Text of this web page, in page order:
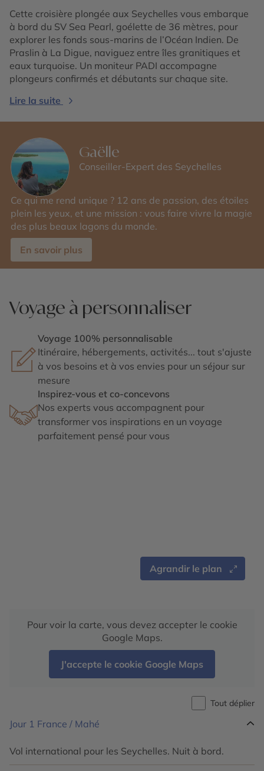
Cette croisière plongée aux Seychelles vous embarque
à bord du SV Sea Pearl, goélette de 36 mètres, pour
explorer les fonds sous-marins de l’Océan Indien. De
Praslin à La Digue, naviguez entre îles granitiques et
eaux turquoise. Un moniteur PADI accompagne
plongeurs confirmés et débutants sur chaque site.
Lire la suite
Gaëlle
Conseiller-Expert des Seychelles
Ce qui me rend unique ? 12 ans de passion, des étoiles
plein les yeux, et une mission : vous faire vivre la magie
des plus beaux lagons du monde.
En savoir plus
Voyage à personnaliser
Voyage 100% personnalisable
Itinéraire, hébergements, activités... tout s'ajuste
à vos besoins et à vos envies pour un séjour sur
mesure
Inspirez-vous et co-concevons
Nos experts vous accompagnent pour
transformer vos inspirations en un voyage
parfaitement pensé pour vous
Agrandir le plan
Pour voir la carte, vous devez accepter le cookie
Google Maps.
J'accepte le cookie Google Maps
Tout déplier
Jour 1 France / Mahé
Vol international pour les Seychelles. Nuit à bord.